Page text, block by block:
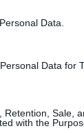
Data.
Data for
Sale,
with the